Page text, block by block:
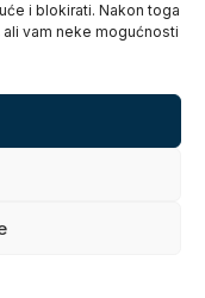
i blokirati. Nakon toga
vam neke mogućnosti